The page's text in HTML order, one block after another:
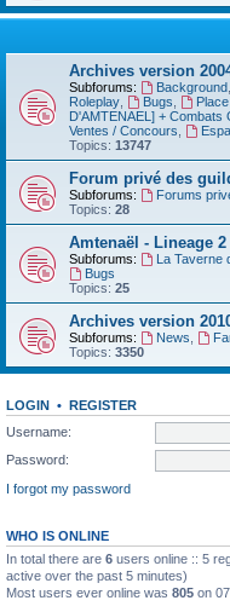
Archives version
Subforums: Background,
Roleplay
Bugs
D'AMTENAEL] + Combats
Ventes / Concours
Topics: 13747
Forum privé des
Subforums: Forums
Topics: 28
Amtenaël - Lineage
Subforums: La Taverne
Bugs
Topics: 25
Archives version
Subforums: News
Topics: 3350
LOGIN • REGISTER
Username:
Password:
I forgot my password
WHO IS ONLINE
In total there are 6 users online :: 5
active over the past 5 minutes)
Most users ever online was 805 on